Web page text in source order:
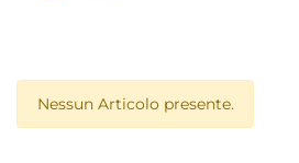
Nessun Articolo presente.